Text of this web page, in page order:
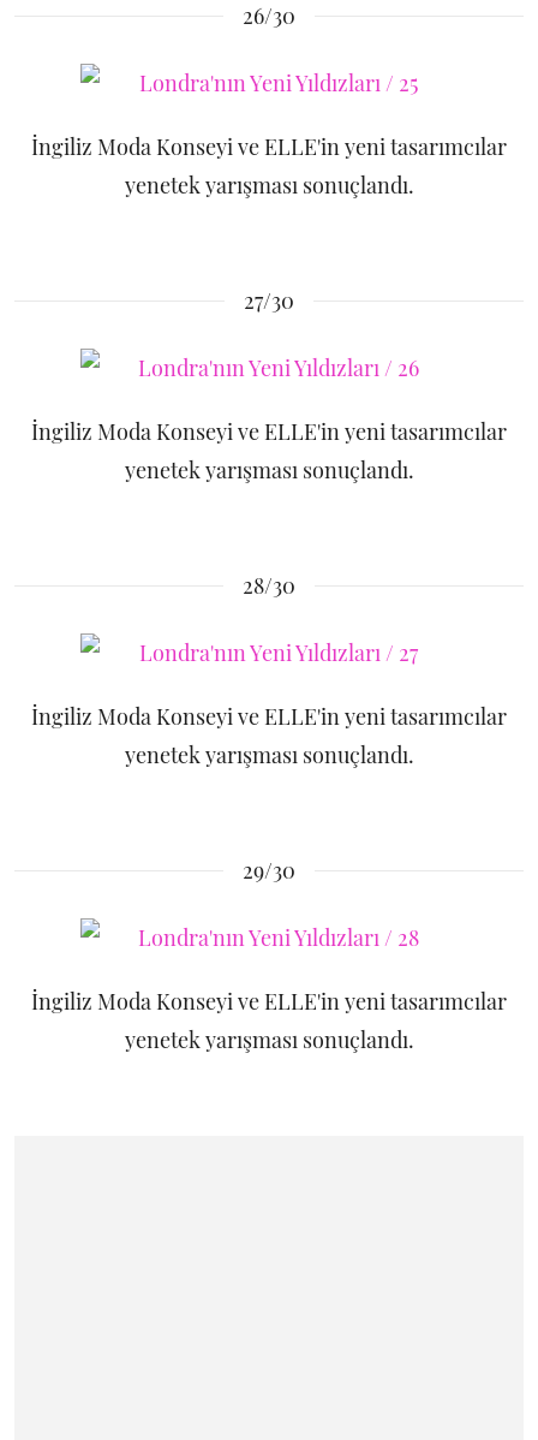
26/30
İngiliz Moda Konseyi ve ELLE'in yeni tasarımcılar
yenetek yarışması sonuçlandı.
27/30
İngiliz Moda Konseyi ve ELLE'in yeni tasarımcılar
yenetek yarışması sonuçlandı.
28/30
İngiliz Moda Konseyi ve ELLE'in yeni tasarımcılar
yenetek yarışması sonuçlandı.
29/30
İngiliz Moda Konseyi ve ELLE'in yeni tasarımcılar
yenetek yarışması sonuçlandı.